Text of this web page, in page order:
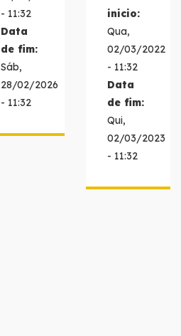
- 11:32
Data
de fim:
Sáb,
28/02/2026
- 11:32
inicio:
Qua,
02/03/2022
- 11:32
Data
de fim:
Qui,
02/03/2023
- 11:32